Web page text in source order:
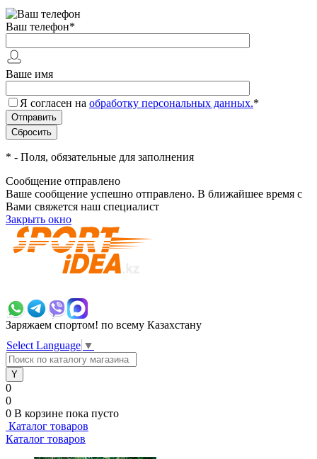
Ваш телефон*
Ваше имя
Я согласен на обработку персональных данных.*
* - Поля, обязательные для заполнения
Сообщение отправлено
Ваше сообщение успешно отправлено. В ближайшее время с
Вами свяжется наш специалист
Закрыть окно
Заряжаем спортом! по всему Казахстану
Select Language ▼
0
0
0 В корзине пока пусто
Каталог товаров
Каталог товаров